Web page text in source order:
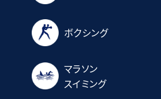
ボクシング
マラソン
スイミング